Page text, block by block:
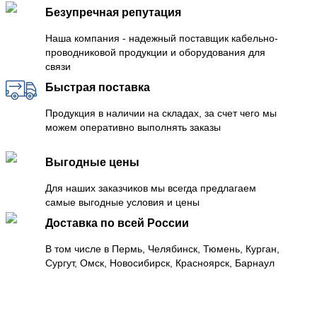
Безупречная репутация
Наша компания - надежный поставщик кабельно-
проводниковой продукции и оборудования для
связи
Быстрая поставка
Продукция в наличии на складах, за счет чего мы
можем оперативно выполнять заказы
Выгодные цены
Для наших заказчиков мы всегда предлагаем
самые выгодные условия и цены
Доставка по всей России
В том числе в Пермь, Челябинск, Тюмень, Курган,
Сургут, Омск, Новосибирск, Красноярск, Барнаул